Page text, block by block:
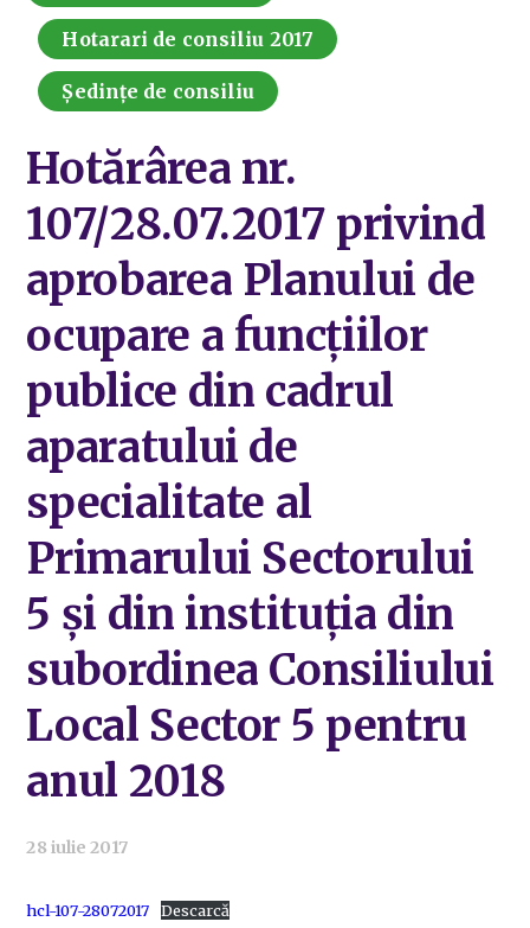
Hotarari de consiliu 2017
Ședințe de consiliu
Hotărârea nr.
107/28.07.2017 privind
aprobarea Planului de
ocupare a funcțiilor
publice din cadrul
aparatului de
specialitate al
Primarului Sectorului
5 și din instituția din
subordinea Consiliului
Local Sector 5 pentru
anul 2018
28 iulie 2017
hcl-107-28072017 Descarcă